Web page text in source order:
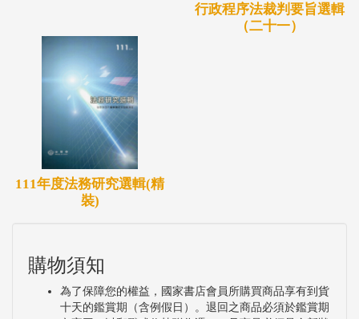
行政程序法裁判要旨選輯
（二十一）
111年度法務研究選輯(精
裝)
購物須知
為了保障您的權益，國家書店會員所購買商品享有到貨
十天的鑑賞期（含例假日）。退回之商品必須於鑑賞期